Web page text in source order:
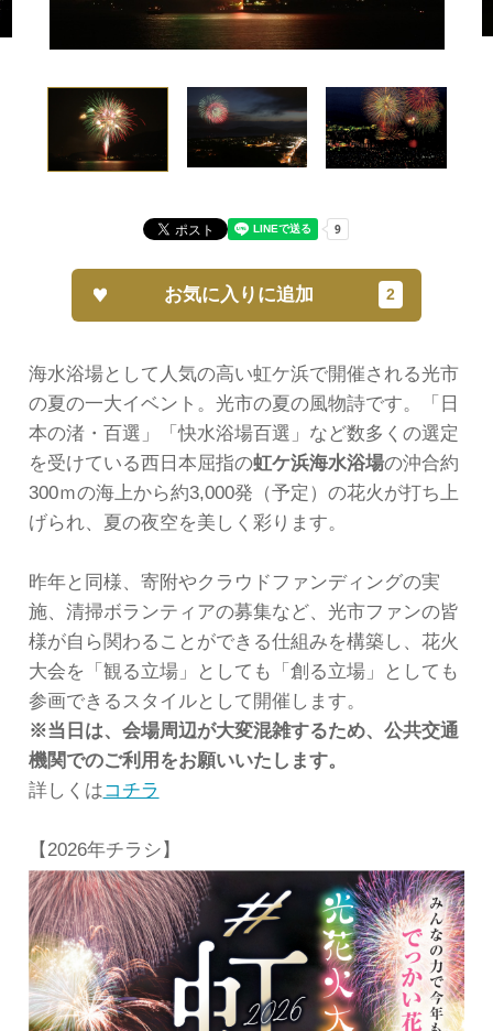
海水浴場として人気の高い虹ケ浜で開催される光市
の夏の一大イベント。光市の夏の風物詩です。「日
本の渚・百選」「快水浴場百選」など数多くの選定
を受けている西日本屈指の虹ケ浜海水浴場の沖合約
300ｍの海上から約3,000発（予定）の花火が打ち上
げられ、夏の夜空を美しく彩ります。
昨年と同様、寄附やクラウドファンディングの実
施、清掃ボランティアの募集など、光市ファンの皆
様が自ら関わることができる仕組みを構築し、花火
大会を「観る立場」としても「創る立場」としても
参画できるスタイルとして開催します。
※当日は、会場周辺が大変混雑するため、公共交通
機関でのご利用をお願いいたします。
詳しくはコチラ
【2026年チラシ】
お気に入りに追加